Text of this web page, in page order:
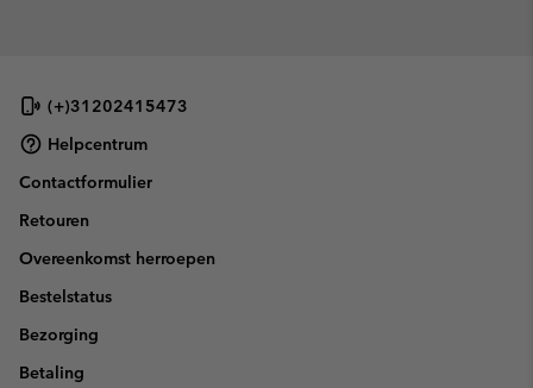
(+)31202415473
Helpcentrum
Contactformulier
Retouren
Overeenkomst herroepen
Bestelstatus
Bezorging
Betaling